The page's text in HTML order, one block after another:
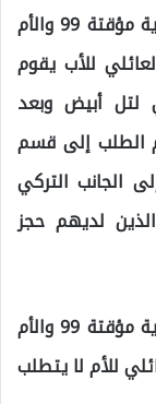
– إذا كان الأب في سوريا لديه بطاقة حماية مؤقتة 99 والأم
للأب يقوم
أبيض وبعد
الطلب إلى قسم
الجانب التركي
لديهم حجز
– إذا كان الأب في سوريا لديه بطاقة حماية مؤقتة 99 والأم
للأم لا يتطلب